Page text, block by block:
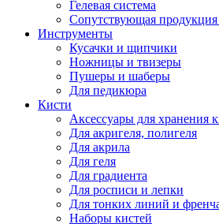
Гелевая система
Сопутствующая
Инструменты
Кусачки и щипчики
Ножницы и твизеры
Пушеры и шаберы
Для педикюра
Кисти
Аксессуары для хранения
Для акригеля, полигеля
Для акрила
Для геля
Для градиента
Для росписи и лепки
Для тонких линий и
Наборы кистей